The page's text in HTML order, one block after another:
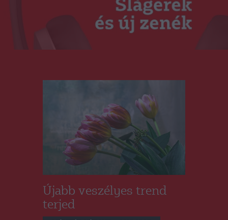
Duma Duba
Podcast és videók
Stáb
Újabb veszélyes trend
terjed